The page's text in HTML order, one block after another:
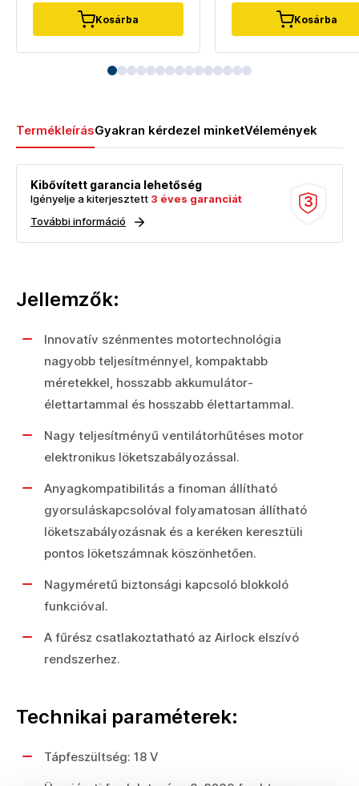
Kosárba Kosárba
TermékleírásGyakran kérdezel minketVélemények
3
Kibővített garancia lehetőség
Igényelje a kiterjesztett 3 éves garanciát
További információ
Jellemzők:
Innovatív szénmentes motortechnológia
nagyobb teljesítménnyel, kompaktabb
méretekkel, hosszabb akkumulátor-
élettartammal és hosszabb élettartammal.
Nagy teljesítményű ventilátorhűtéses motor
elektronikus löketszabályozással.
Anyagkompatibilitás a finoman állítható
gyorsuláskapcsolóval folyamatosan állítható
löketszabályozásnak és a keréken keresztüli
pontos löketszámnak köszönhetően.
Nagyméretű biztonsági kapcsoló blokkoló
funkcióval.
A fűrész csatlakoztatható az Airlock elszívó
rendszerhez.
Technikai paraméterek:
Tápfeszültség: 18 V